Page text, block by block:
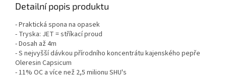
Detailní popis produktu
- Praktická spona na opasek
- Tryska: JET = stříkací proud
- Dosah až 4m
- S nejvyšší dávkou přírodního koncentrátu kajenského pepře
Oleresin Capsicum
- 11% OC a více než 2,5 milionu SHU's